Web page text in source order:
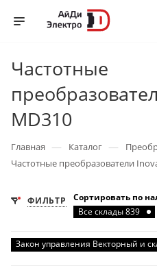
Частотные
MD310
Главная — Каталог —
Частотные преобразователи
ФИЛЬТР
Сортировать по
Все склады 839
Закон управления Векторный и